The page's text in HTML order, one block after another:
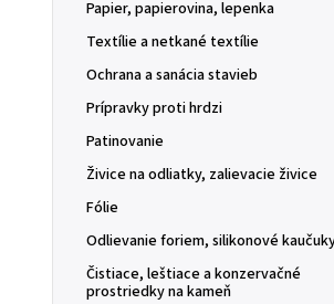
Papier, papierovina, lepenka
Textílie a netkané textílie
Ochrana a sanácia stavieb
Prípravky proti hrdzi
Patinovanie
Živice na odliatky, zalievacie živice
Fólie
Odlievanie foriem, silikonové
Čistiace, leštiace a konzervačné
prostriedky na kameň
Bristle s. 8329
DaVinci